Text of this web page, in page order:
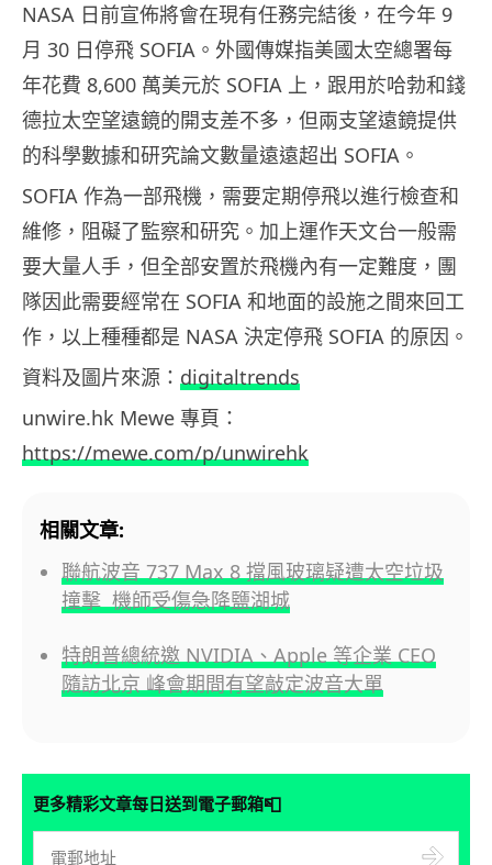
NASA 日前宣佈將會在現有任務完結後，在今年 9
月 30 日停飛 SOFIA。外國傳媒指美國太空總署每
年花費 8,600 萬美元於 SOFIA 上，跟用於哈勃和錢
德拉太空望遠鏡的開支差不多，但兩支望遠鏡提供
的科學數據和研究論文數量遠遠超出 SOFIA。
SOFIA 作為一部飛機，需要定期停飛以進行檢查和
維修，阻礙了監察和研究。加上運作天文台一般需
要大量人手，但全部安置於飛機內有一定難度，團
隊因此需要經常在 SOFIA 和地面的設施之間來回工
作，以上種種都是 NASA 決定停飛 SOFIA 的原因。
資料及圖片來源： digitaltrends
unwire.hk Mewe 專頁：
https://mewe.com/p/unwirehk
相關文章:
聯航波音 737 Max 8 擋風玻璃疑遭太空垃圾
撞擊 機師受傷急降鹽湖城
特朗普總統邀 NVIDIA、Apple 等企業 CEO
隨訪北京 峰會期間有望敲定波音大單
更多精彩文章每日送到電子郵箱📮